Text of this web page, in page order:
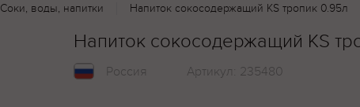
Соки, воды, напитки Напиток сокосодержащий KS тропик 0.95л
Напиток сокосодержащий KS
Россия Артикул: 235480